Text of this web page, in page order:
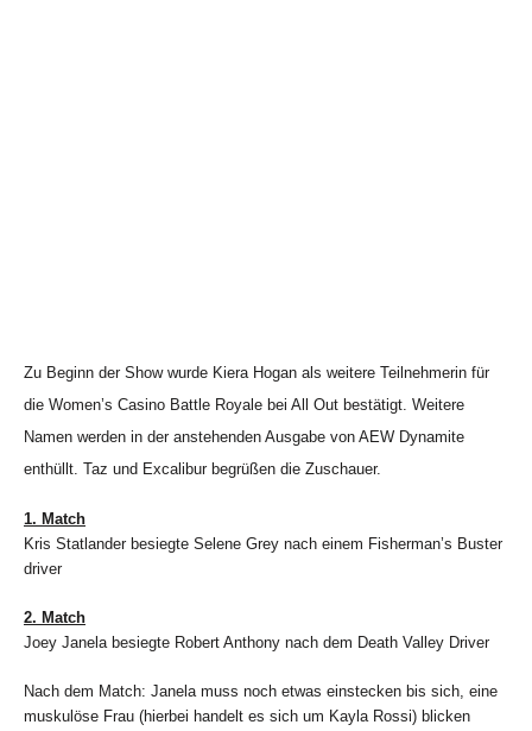
Zu Beginn der Show wurde Kiera Hogan als weitere Teilnehmerin für
die Women’s Casino Battle Royale bei All Out bestätigt. Weitere
Namen werden in der anstehenden Ausgabe von AEW Dynamite
enthüllt. Taz und Excalibur begrüßen die Zuschauer.
1. Match
Kris Statlander besiegte Selene Grey nach einem Fisherman’s Buster
driver
2. Match
Joey Janela besiegte Robert Anthony nach dem Death Valley Driver
Nach dem Match: Janela muss noch etwas einstecken bis sich, eine
muskulöse Frau (hierbei handelt es sich um Kayla Rossi) blicken